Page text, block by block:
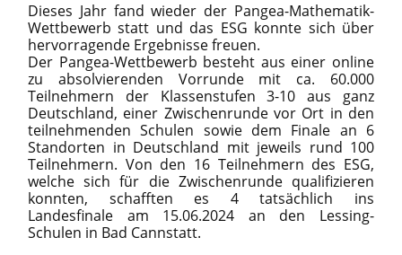
Dieses Jahr fand wieder der Pangea-Mathematik-
Wettbewerb statt und das ESG konnte sich über
hervorragende Ergebnisse freuen.
Der Pangea-Wettbewerb besteht aus einer online
zu absolvierenden Vorrunde mit ca. 60.000
Teilnehmern der Klassenstufen 3-10 aus ganz
Deutschland, einer Zwischenrunde vor Ort in den
teilnehmenden Schulen sowie dem Finale an 6
Standorten in Deutschland mit jeweils rund 100
Teilnehmern. Von den 16 Teilnehmern des ESG,
welche sich für die Zwischenrunde qualifizieren
konnten, schafften es 4 tatsächlich ins
Landesfinale am 15.06.2024 an den Lessing-
Schulen in Bad Cannstatt.